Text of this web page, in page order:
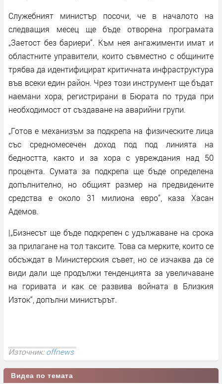
Служебният министър посочи, че в началото на
следващия месец ще бъде отворена програмата
„Заетост без бариери“. Към нея ангажименти имат и
областните управители, които съвместно с общините
трябва да идентифицират критичната инфраструктура
във всеки един район. Чрез този инструмент ще бъдат
наемани хора, регистрирани в Бюрата по труда при
необходимост от създаване на аварийни групи.
„Готов е механизъм за подкрепа на физическите лица
със средномесечен доход под под линията на
бедността, както и за хора с увреждания над 50
процента. Сумата за подкрепа ще бъде определена
допълнително, но общият размер на предвидените
средства е около 31 милиона евро“, каза Хасан
Адемов.
|„Бизнесът ще бъде подкрепен с удължаване на срока
за прилагане на тол таксите. Това са мерките, които се
обсъждат в Министерския съвет, но се изчаква да се
види дали ще продължи тенденцията за увеличаване
на горивата и как се развива войната в Близкия
Изток“, допълни министърът.
Източник:offnews
Видеа по темата